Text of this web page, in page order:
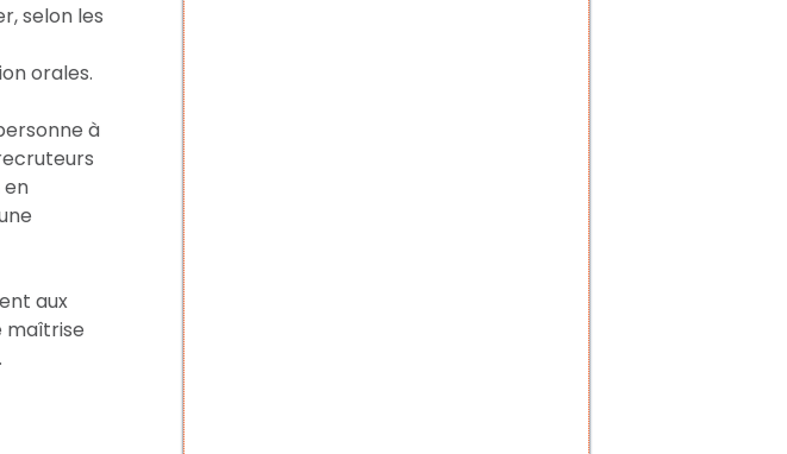
selon les
orales.
à
en
aux
maîtrise